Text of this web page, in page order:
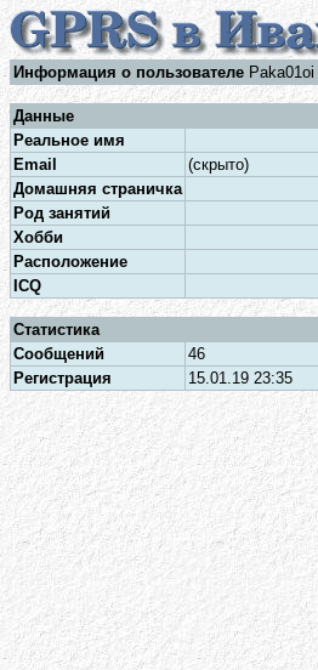
Информация о пользователе Paka01oi
Данные
Реальное имя
Email
(скрыто)
Домашняя страничка
Род занятий
Хобби
Расположение
ICQ
Статистика
Сообщений
46
Регистрация
15.01.19 23:35